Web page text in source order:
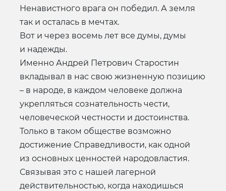
Ненавистного врага он победил. А земля
так и осталась в мечтах.
Вот и через восемь лет все думы, думы
и надежды.
Именно Андрей Петрович Старостин
вкладывал в нас свою жизненную позицию
– в народе, в каждом человеке должна
укрепляться сознательность чести,
человеческой честности и достоинства.
Только в таком обществе возможно
достижение Справедливости, как одной
из основных ценностей народовластия.
Связывая это с нашей лагерной
действительностью, когда находишься